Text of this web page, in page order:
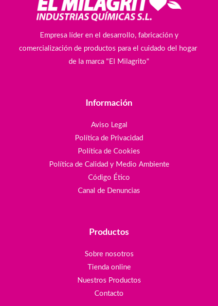
Empresa líder en el desarrollo, fabricación y
comercialización de productos para el cuidado del hogar
de la marca "El Milagrito"
Información
Aviso Legal
Política de Privacidad
Política de Cookies
Política de Calidad y Medio Ambiente
Código Ético
Canal de Denuncias
Productos
Sobre nosotros
Tienda online
Nuestros Productos
Contacto